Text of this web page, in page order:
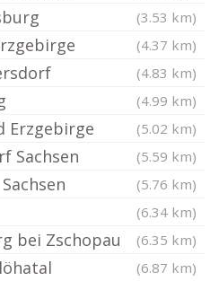
(3.53 km)
(4.37 km)
(4.83 km)
(4.99 km)
Erzgebirge (5.02 km)
Sachsen (5.59 km)
(5.76 km)
(6.34 km)
bei Zschopau (6.35 km)
(6.87 km)